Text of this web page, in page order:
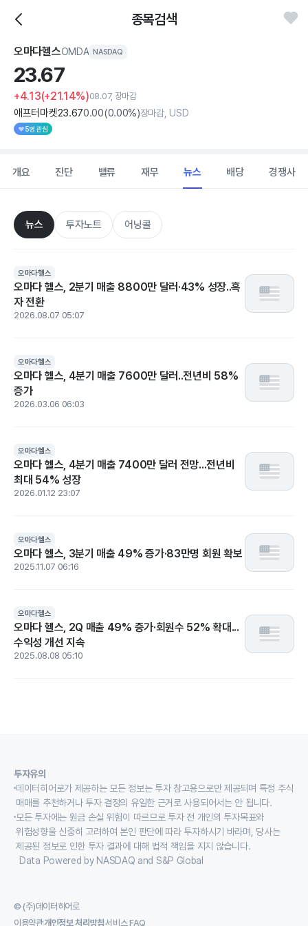
종목검색
오마다헬스OMDA NASDAQ
23.67
+4.13(+21.14%)08.07, 장마감
애프터마켓23.670.00(0.00%)장마감, USD
5명 관심
개요 진단 밸류 재무 뉴스 배당 경쟁사
뉴스 투자노트 어닝콜
오마다헬스
오마다 헬스, 2분기 매출 8800만 달러·43% 성장..흑
자 전환
2026.08.07 05:07
오마다헬스
오마다 헬스, 4분기 매출 7600만 달러..전년비 58%
증가
2026.03.06 06:03
오마다헬스
오마다 헬스, 4분기 매출 7400만 달러 전망...전년비
최대 54% 성장
2026.01.12 23:07
오마다헬스
오마다 헬스, 3분기 매출 49% 증가·83만명 회원 확보
2025.11.07 06:16
오마다헬스
오마다 헬스, 2Q 매출 49% 증가·회원수 52% 확대...
수익성 개선 지속
2025.08.08 05:10
투자유의
데이터히어로가 제공하는 모든 정보는 투자 참고용으로만 제공되며 특정 주식
매매를 추천하거나 투자 결정의 유일한 근거로 사용되어서는 안 됩니다.
모든 투자에는 원금 손실 위험이 따르므로 투자 전 개인의 투자목표와
위험성향을 신중히 고려하여 본인 판단에 따라 투자하시기 바라며, 당사는
제공된 정보로 인한 투자 결과에 대해 법적 책임을 지지 않습니다.
Data Powered by NASDAQ and S&P Global
© (주)데이터히어로
이용약관개인정보 처리방침서비스 FAQ